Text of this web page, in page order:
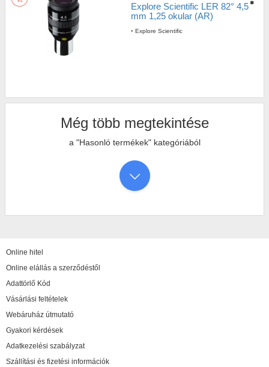
Explore Scientific LER 82° 4,5
mm 1,25 okular (AR)
• Explore Scientific
Még több megtekintése
a "Hasonló termékek" kategóriából
Online hitel
Online elállás a szerződéstől
Adattörlő Kód
Vásárlási feltételek
Webáruház útmutató
Gyakori kérdések
Adatkezelési szabályzat
Szállítási és fizetési információk